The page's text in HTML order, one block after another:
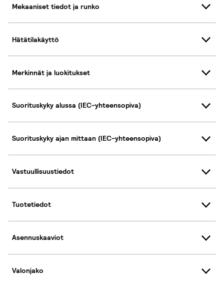
Mekaaniset tiedot ja runko
Hätätilakäyttö
Merkinnät ja luokitukset
Suorituskyky alussa (IEC-yhteensopiva)
Suorituskyky ajan mittaan (IEC-yhteensopiva)
Vastuullisuustiedot
Tuotetiedot
Asennuskaaviot
Valonjako